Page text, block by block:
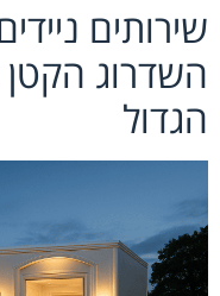
שירותים
השדרוג
הגדול